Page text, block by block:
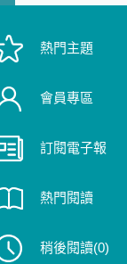
熱門主題
會員專區
訂閱電子報
熱門閱讀
稍後閱讀(0)